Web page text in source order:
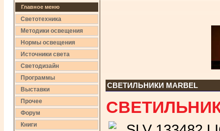
Главное меню
Светотехника
Методики освещения
Нормы освещения
Источники света
Светодизайн
Программы
Выставки
Прочее
Форум
Книги
СВЕТИЛЬНИКИ MARBEL